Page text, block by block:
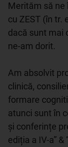
Merităm să ne
cu ZEST (în tr.
dacă sunt mai
ne-am dorit.
Am absolvit
clinică,
formare
atunci sunt în
și conferințe
ediția a IV-a” &